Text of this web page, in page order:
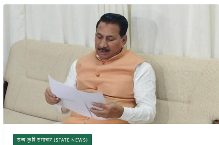
राज्य कृषि समाचार (STATE NEWS)